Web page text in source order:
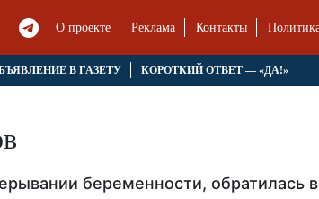
О проекте Реклама Контакты
В ГАЗЕТУ КОРОТКИЙ ОТВЕТ — «ДА!»
беременности, обратилась